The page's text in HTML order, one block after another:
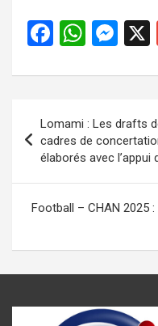
F
ce
o
o
k
W
at
A
p
p
M
se
g
er
de
l’article
Lomami : Les drafts
cadres de
élaborés avec l’appui
Football – CHAN 2025